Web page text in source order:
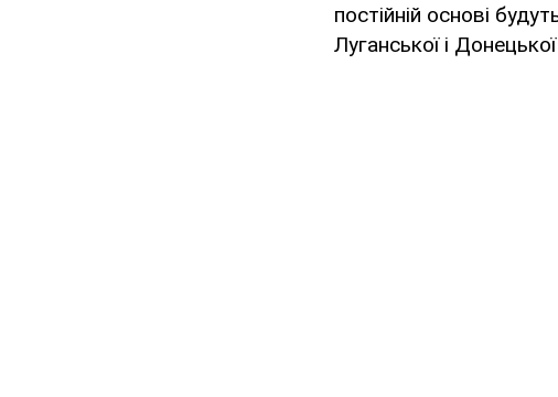
постійній основі
Луганської і